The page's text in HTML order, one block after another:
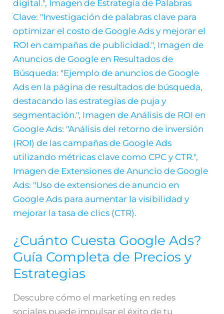
¿Cuánto Cuesta Google Ads?
Guía Completa de Precios y
Estrategias
Descubre cómo el marketing en redes
sociales puede impulsar el éxito de tu
Ads?
Guía
Completa
de
Precios
y
Estrategias